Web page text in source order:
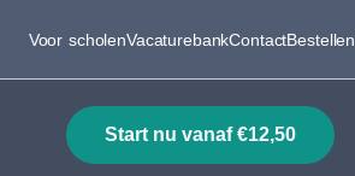
Voor scholenVacaturebankContactBestellen
start nu vanaf €12,50